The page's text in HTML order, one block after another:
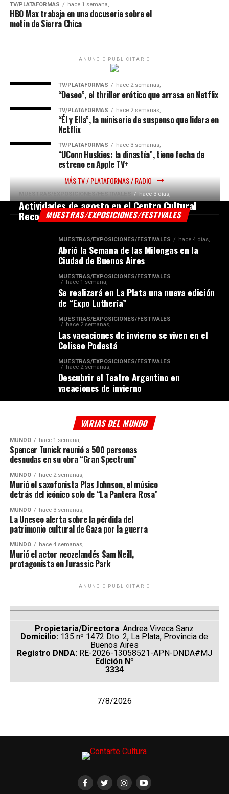
TV/PLATAFORMAS hace 1 semana,
HBO Max trabaja en una docuserie sobre el
motín de Sierra Chica
ANUNCIO PUBLICITARIO
TV/PLATAFORMAS hace 2 semanas,
“Deseo”, el thriller erótico que arrasa en Netflix
TV/PLATAFORMAS hace 2 semanas,
“Él y Ella”, la miniserie de suspenso que lidera en
Netflix
TV/PLATAFORMAS hace 3 semanas,
“UConn Huskies: la dinastía”, tiene fecha de
estreno en Apple TV+
MÁS TV / PLATAFORMAS / RADIO
MUESTRAS/EXPOSICIONES/FESTIVALES
MUESTRAS/EXPOSICIONES/FESTIVALES hace 3 días,
Actividades de agosto en el Centro Cultural
Recoleta
MUESTRAS/EXPOSICIONES/FESTIVALES hace 4 días,
Abrió la Semana de las Milongas en la
Ciudad de Buenos Aires
MUESTRAS/EXPOSICIONES/FESTIVALES
hace 1 semana,
Se realizará en La Plata una nueva edición
de “Expo Luthería”
MUESTRAS/EXPOSICIONES/FESTIVALES
hace 2 semanas,
Las vacaciones de invierno se viven en el
Coliseo Podestá
MUESTRAS/EXPOSICIONES/FESTIVALES
hace 2 semanas,
Descubrir el Teatro Argentino en
vacaciones de invierno
VARIAS DEL MUNDO
MUNDO hace 1 semana,
Spencer Tunick reunió a 500 personas
desnudas en su obra “Gran Spectrum”
MUNDO hace 2 semanas,
Murió el saxofonista Plas Johnson, el músico
detrás del icónico solo de “La Pantera Rosa”
MUNDO hace 3 semanas,
La Unesco alerta sobre la pérdida del
patrimonio cultural de Gaza por la guerra
MUNDO hace 4 semanas,
Murió el actor neozelandés Sam Neill,
protagonista en Jurassic Park
ANUNCIO PUBLICITARIO
Propietaria/Directora: Andrea Viveca Sanz
Domicilio: 135 nº 1472 Dto. 2, La Plata, Provincia de
Buenos Aires
Registro DNDA:RE-2026-13058521-APN-DNDA#MJ
Edición Nº
3334
7/8/2026